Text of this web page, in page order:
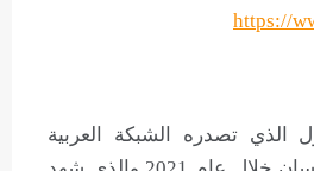
https://
الذي تصدره الشبكة العربية